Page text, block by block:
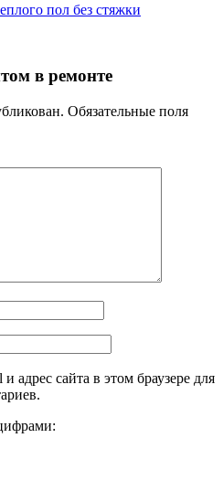
пол без стяжки
в ремонте
Обязательные поля
адрес сайта в этом браузере для